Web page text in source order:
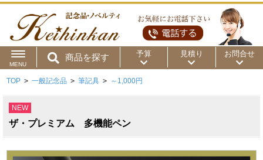
MENU
商品を探す 予算
用途から
商品カテゴリ
～50円
～300円
～2,000円 ～5,000円 ～10,000円
見積り お問合せ
TOP > 一般記念品 > 筆記具 > ～1,000円
NEW
ザ・プレミアム 多機能ペン